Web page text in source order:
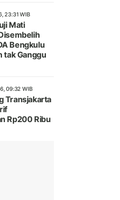
23:31 WIB
Mati
Bengkulu
tak Ganggu
09:32 WIB
Transjakarta
Rp200 Ribu